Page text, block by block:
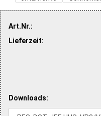
Art.Nr.:
Lieferzeit:
Downloads: